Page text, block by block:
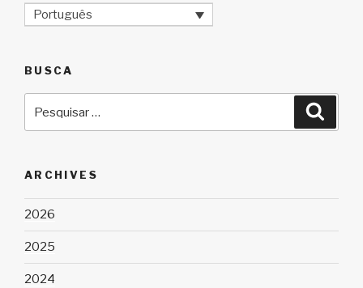
Português
BUSCA
ARCHIVES
2026
2025
2024